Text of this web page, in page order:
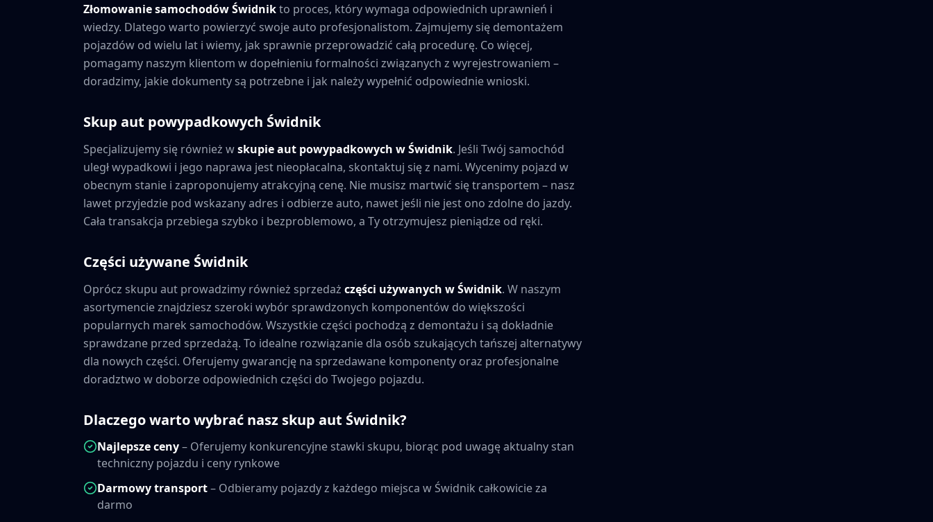
Złomowanie samochodówŚwidnikto proces, który wymaga odpowiednich uprawnień i
wiedzy. Dlatego warto powierzyć swoje auto profesjonalistom. Zajmujemy się demontażem
pojazdów od wielu lat i wiemy, jak sprawnie przeprowadzić całą procedurę. Co więcej,
pomagamy naszym klientom w dopełnieniu formalności związanych z wyrejestrowaniem –
doradzimy, jakie dokumenty są potrzebne i jak należy wypełnić odpowiednie wnioski.
Skup aut powypadkowych Świdnik
Specjalizujemy się również wskupie aut powypadkowych wŚwidnik. Jeśli Twój samochód
uległ wypadkowi i jego naprawa jest nieopłacalna, skontaktuj się z nami. Wycenimy pojazd w
obecnym stanie i zaproponujemy atrakcyjną cenę. Nie musisz martwić się transportem – nasz
lawet przyjedzie pod wskazany adres i odbierze auto, nawet jeśli nie jest ono zdolne do jazdy.
Cała transakcja przebiega szybko i bezproblemowo, a Ty otrzymujesz pieniądze od ręki.
Części używane Świdnik
Oprócz skupu aut prowadzimy również sprzedaż części używanych wŚwidnik. W naszym
asortymencie znajdziesz szeroki wybór sprawdzonych komponentów do większości
popularnych marek samochodów. Wszystkie części pochodzą z demontażu i są dokładnie
sprawdzane przed sprzedażą. To idealne rozwiązanie dla osób szukających tańszej alternatywy
dla nowych części. Oferujemy gwarancję na sprzedawane komponenty oraz profesjonalne
doradztwo w doborze odpowiednich części do Twojego pojazdu.
Dlaczego warto wybrać nasz skup aut Świdnik?
Najlepsze ceny– Oferujemy konkurencyjne stawki skupu, biorąc pod uwagę aktualny stan
techniczny pojazdu i ceny rynkowe
Darmowy transport– Odbieramy pojazdy z każdego miejsca wŚwidnik całkowicie za
darmo